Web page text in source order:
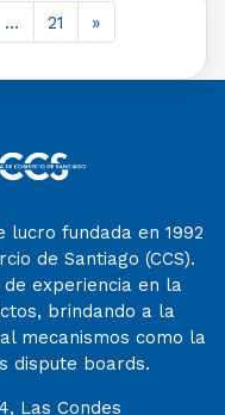
… 21 »
lucro fundada en 1992
de Santiago (CCS).
experiencia en la
brindando a la
mecanismos como la
dispute boards.
Las Condes